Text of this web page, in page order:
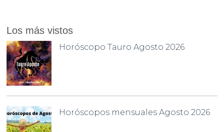
Los más vistos
Horóscopo Tauro Agosto 2026
Horóscopos mensuales Agosto 2026